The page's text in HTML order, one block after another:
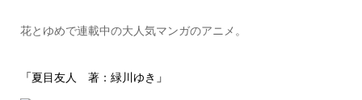
花とゆめで連載中の大人気マンガのアニメ。
「 夏目友人 著：緑川ゆき 」